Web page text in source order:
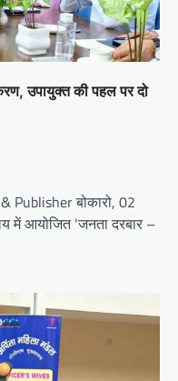
उपायुक्त की पहल पर दो
Publisher बोकारो, 02
में आयोजित ‘जनता दरबार –